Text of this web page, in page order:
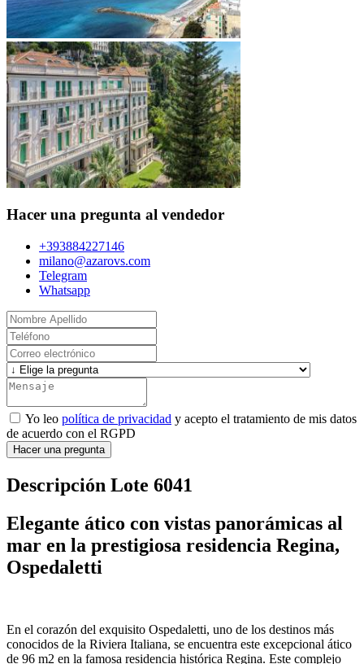
Hacer una pregunta al vendedor
+393884227146
milano@azarovs.com
Telegram
Whatsapp
Yo leo política de privacidad y acepto el tratamiento de mis datos
de acuerdo con el RGPD
Hacer una pregunta
Descripción Lote 6041
Elegante ático con vistas panorámicas al
mar en la prestigiosa residencia Regina,
Ospedaletti
En el corazón del exquisito Ospedaletti, uno de los destinos más
conocidos de la Riviera Italiana, se encuentra este excepcional ático
de 96 m2 en la famosa residencia histórica Regina. Este complejo